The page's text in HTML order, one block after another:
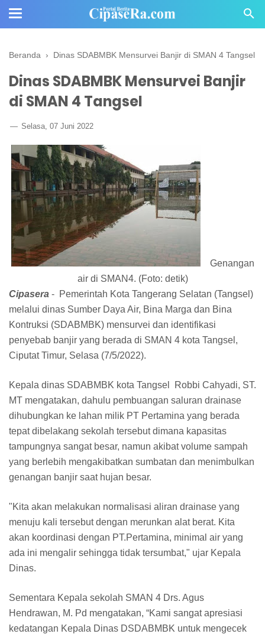
Beranda › Dinas SDABMBK Mensurvei Banjir di SMAN 4 Tangsel
Dinas SDABMBK Mensurvei Banjir
di SMAN 4 Tangsel
Selasa, 07 Juni 2022
Genangan
air di SMAN4. (Foto: detik)
Cipasera - Pemerintah Kota Tangerang Selatan (Tangsel)
melalui dinas Sumber Daya Air, Bina Marga dan Bina
Kontruksi (SDABMBK) mensurvei dan identifikasi
penyebab banjir yang berada di SMAN 4 kota Tangsel,
Ciputat Timur, Selasa (7/5/2022).
Kepala dinas SDABMBK kota Tangsel Robbi Cahyadi, ST.
MT mengatakan, dahulu pembuangan saluran drainase
dihubungkan ke lahan milik PT Pertamina yang berada
tepat dibelakang sekolah tersebut dimana kapasitas
tampungnya sangat besar, namun akibat volume sampah
yang berlebih mengakibatkan sumbatan dan menimbulkan
genangan banjir saat hujan besar.
"Kita akan melakukan normalisasi aliran drainase yang
menuju kali tersebut dengan merunkan alat berat. Kita
akan koordinasi dengan PT.Pertamina, minimal air yang
ada ini mengalir sehingga tidak tersumbat," ujar Kepala
Dinas.
Sementara Kepala sekolah SMAN 4 Drs. Agus
Hendrawan, M. Pd mengatakan, “Kami sangat apresiasi
kedatangan Kepala Dinas DSDABMBK untuk mengecek